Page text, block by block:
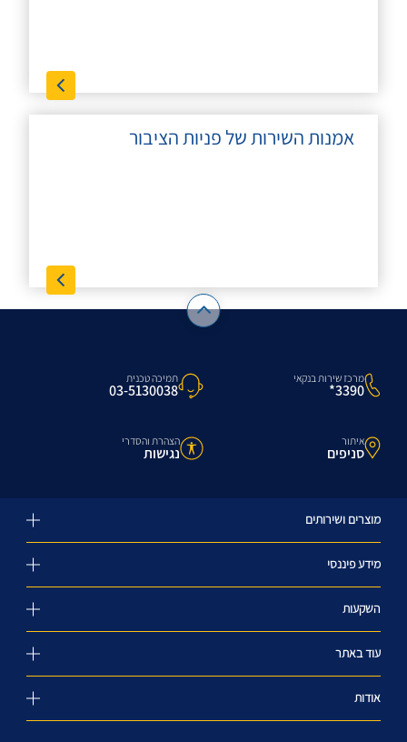
אמנות השירות של פניות הציבור
מרכז שירות בנקאי
3390*
תמיכה טכנית
03-5130038
איתור
סניפים
הצהרת והסדרי
נגישות
מוצרים ושירותים
מידע פיננסי
השקעות
עוד באתר
אודות